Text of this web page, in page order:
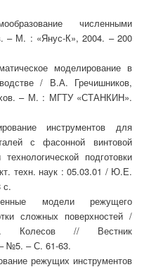
численными
– М. : «Янус-К», 2004. – 200
моделирование в
/ В.А. Гречишников,
– М. : МГТУ «СТАНКИН».
инструментов для
с фасонной винтовой
подготовки
техн. наук : 05.03.01 / Ю.Е.
с.
модели режущего
сложных поверхностей /
Колесов // Вестник
№5. – С. 61-63.
режущих инструментов